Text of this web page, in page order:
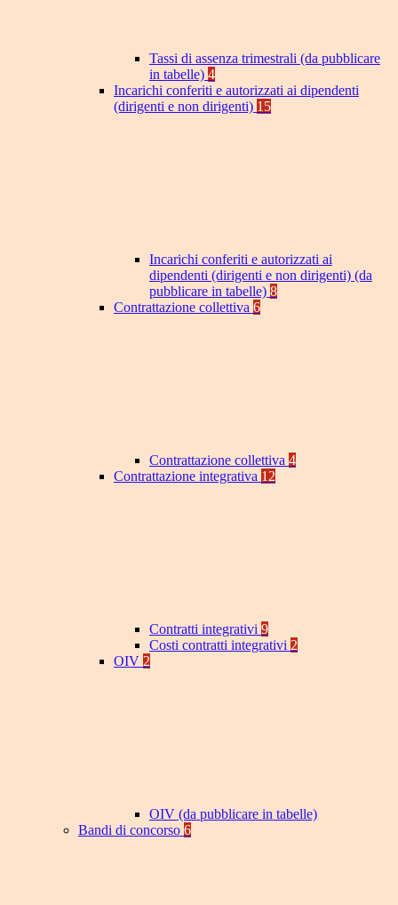
Tassi di assenza trimestrali (da pubblicare
in tabelle) 4
Incarichi conferiti e autorizzati ai dipendenti
(dirigenti e non dirigenti) 15
Incarichi conferiti e autorizzati ai
dipendenti (dirigenti e non dirigenti) (da
pubblicare in tabelle) 8
Contrattazione collettiva 6
Contrattazione collettiva 4
Contrattazione integrativa 12
Contratti integrativi 9
Costi contratti integrativi 2
OIV 2
OIV (da pubblicare in tabelle)
Bandi di concorso 6